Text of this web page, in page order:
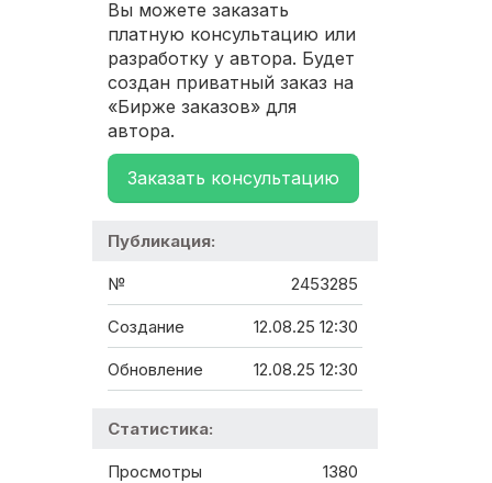
Вы можете заказать
платную консультацию или
разработку у автора. Будет
создан приватный заказ на
«Бирже заказов» для
автора.
Заказать консультацию
Публикация:
№ 2453285
Создание 12.08.25 12:30
Обновление 12.08.25 12:30
Статистика:
Просмотры 1380